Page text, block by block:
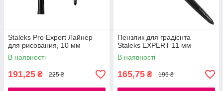
Staleks Pro Expert Лайнер
для рисования, 10 мм
В наявності
191,25 ₴ 225 ₴
Пензлик для градієнта
Staleks EXPERT 11 мм
В наявності
165,75 ₴ 195 ₴